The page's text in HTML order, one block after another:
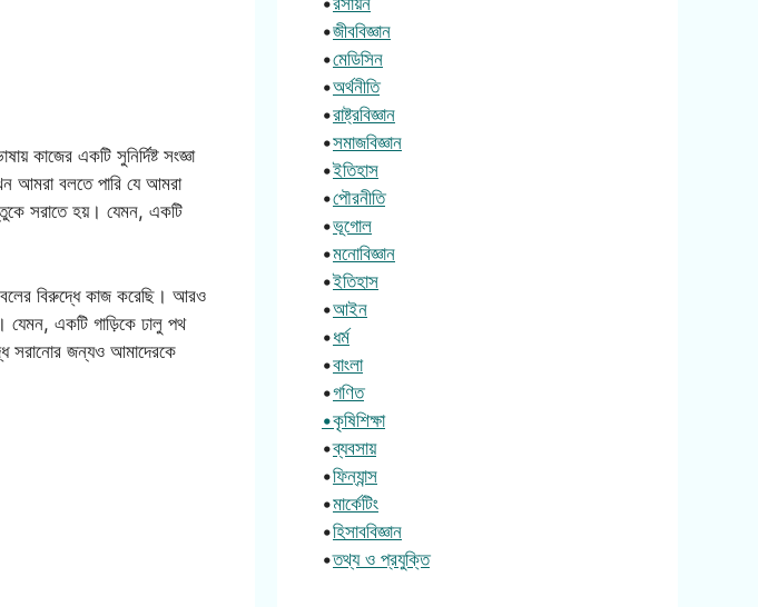
কাজের একটি সুনির্দিষ্ট সংজ্ঞা
আমরা বলতে পারি যে আমরা
সরাতে হয়। যেমন, একটি
বিরুদ্ধে কাজ করেছি। আরও
যেমন, একটি গাড়িকে ঢালু পথ
সরানোর জন্যও আমাদেরকে
•জীববিজ্ঞান
•মেডিসিন
•অর্থনীতি
•রাষ্ট্রবিজ্ঞান
•সমাজবিজ্ঞান
•ইতিহাস
•পৌরনীতি
•ভূগোল
•মনোবিজ্ঞান
•ইতিহাস
•আইন
•ধর্ম
•বাংলা
•গণিত
•কৃষিশিক্ষা
•ব্যবসায়
•ফিন্যান্স
•মার্কেটিং
•হিসাববিজ্ঞান
•তথ্য ও প্রযুক্তি